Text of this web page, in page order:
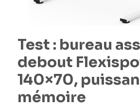
Test : bureau
debout
140×70,
mémoire